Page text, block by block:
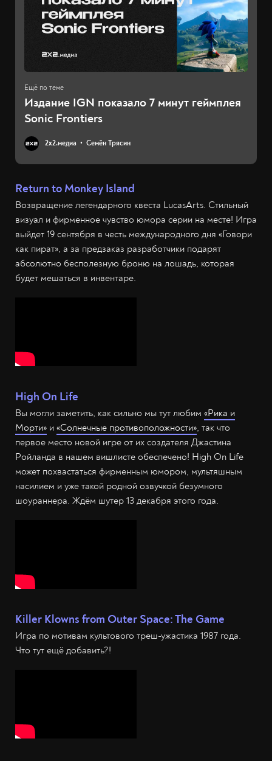
Издание IGN показало 7 минут геймплея
Sonic Frontiers
2х2.медиа Семён Трясин
Return to Monkey Island
Возвращение легендарного квеста LucasArts. Стильный
визуал и фирменное чувство юмора серии на месте! Игра
выйдет 19 сентября в честь международного дня «Говори
как пират», а за предзаказ разработчики подарят
абсолютно бесполезную броню на лошадь, которая
будет мешаться в инвентаре.
High On Life
Вы могли заметить, как сильно мы тут любим «Рика и
Морти» и «Солнечные противоположности», так что
первое место новой игре от их создателя Джастина
Ройланда в нашем вишлисте обеспечено! High On Life
может похвастаться фирменным юмором, мультяшным
насилием и уже такой родной озвучкой безумного
шоураннера. Ждём шутер 13 декабря этого года.
Killer Klowns from Outer Space: The Game
Игра по мотивам культового треш-ужастика 1987 года.
Что тут ещё добавить?!